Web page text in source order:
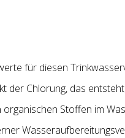
für diesen
der Chlorung, das
Stoffen im